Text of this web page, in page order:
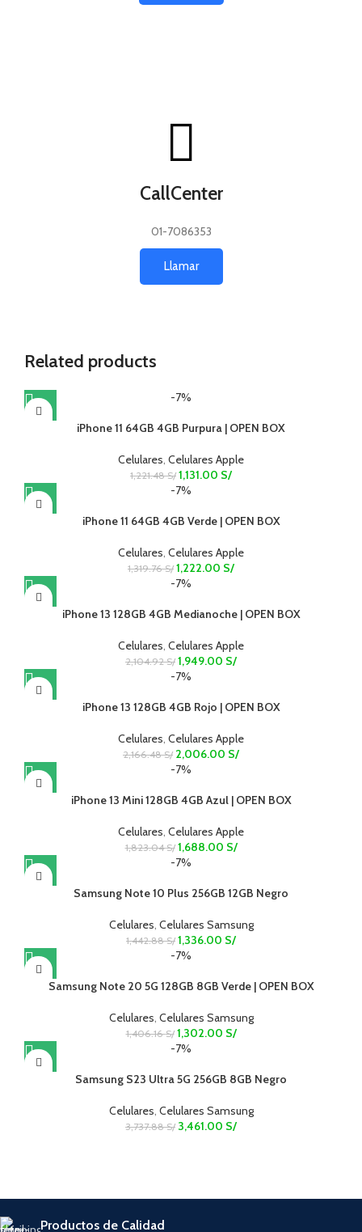
CallCenter
01-7086353
Llamar
Related products
-7%
iPhone 11 64GB 4GB Purpura | OPEN BOX
Celulares Celulares Apple
1,221.48S/ 1,131.00 S/
-7%
iPhone 11 64GB 4GB Verde | OPEN BOX
Celulares Celulares Apple
1,319.76S/ 1,222.00 S/
-7%
iPhone 13 128GB 4GB Medianoche | OPEN BOX
Celulares Celulares Apple
2,104.92S/ 1,949.00 S/
-7%
iPhone 13 128GB 4GB Rojo | OPEN BOX
Celulares Celulares Apple
2,166.48S/ 2,006.00 S/
-7%
iPhone 13 Mini 128GB 4GB Azul | OPEN BOX
Celulares Celulares Apple
1,823.04S/ 1,688.00 S/
-7%
Samsung Note 10 Plus 256GB 12GB Negro
Celulares Celulares Samsung
1,442.88S/ 1,336.00 S/
-7%
Samsung Note 20 5G 128GB 8GB Verde | OPEN BOX
Celulares Celulares Samsung
1,406.16S/ 1,302.00 S/
-7%
Samsung S23 Ultra 5G 256GB 8GB Negro
Celulares Celulares Samsung
3,737.88S/ 3,461.00 S/
Productos de Calidad